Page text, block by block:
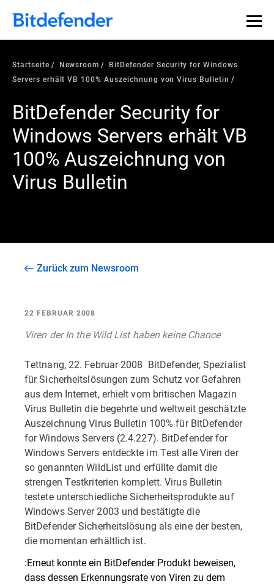
Startseite Newsroom
BitDefender Security for Windows
Servers erhält VB 100% Auszeichnung von Virus Bulletin
BitDefender Security for
Windows Servers erhält VB
100% Auszeichnung von
Virus Bulletin
Zurück zum Newsroom
22 FEBRUAR 2008
Viren der In the Wild List haben keine Chance
Tettnang, 22. Februar 2008  BitDefender, Spezialist
für Sicherheitslösungen zum Schutz vor Gefahren
aus dem Internet, erhielt vom britischen Magazin
Virus Bulletin die begehrte und weltweit geschätzte
Auszeichnung Virus Bulletin 100% für BitDefender
for Windows Servers (2.4.227). BitDefender for
Windows Servers entdeckte im Test alle Viren der
so genannten WildList und erfüllte damit die
strengen Testkriterien komplett. Virus Bulletin
testete unterschiedliche Sicherheitsprodukte auf
Windows Server 2003 und bestätigte die
BitDefender Sicherheitslösung als eine der besten,
die momentan erhältlich ist.
:Erneut konnte ein BitDefender Produkt beweisen,
dass dessen Erkennungsrate von Viren zu dem